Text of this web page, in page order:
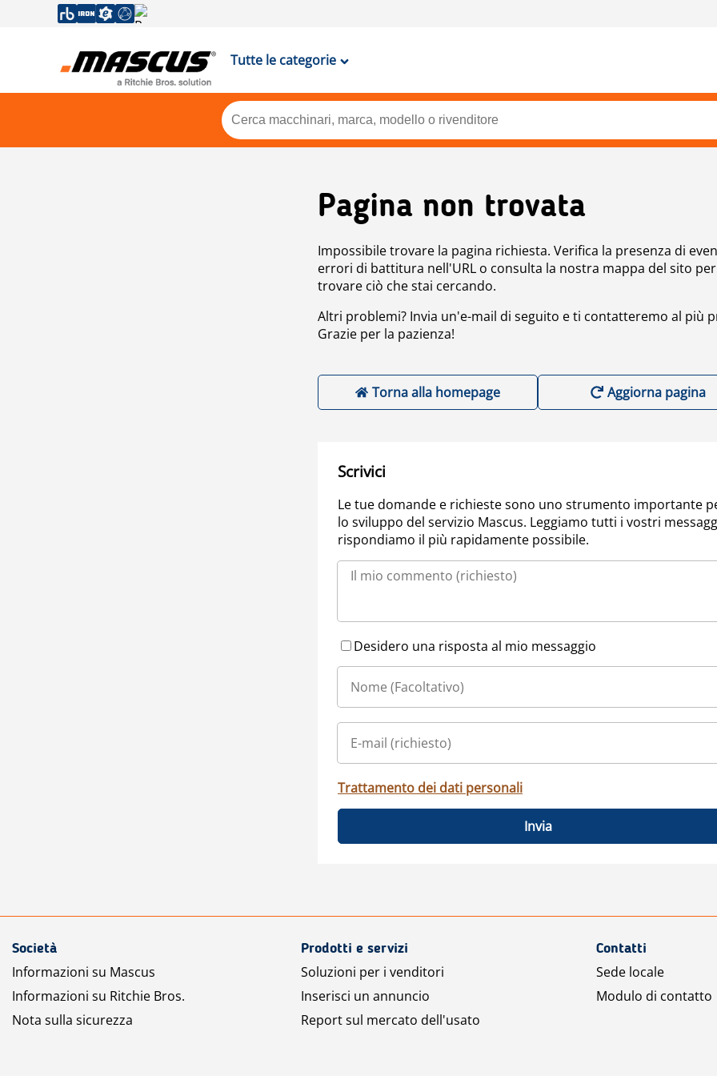
Tutte le categorie
Pagina non trovata
Impossibile trovare la pagina richiesta. Verifica la presenza di
errori di battitura nell'URL o consulta la nostra mappa del sito per
trovare ciò che stai cercando.
Altri problemi? Invia un'e-mail di seguito e ti contatteremo al più
Grazie per la pazienza!
Torna alla homepage Aggiorna pagina
Scrivici
Le tue domande e richieste sono uno strumento importante
lo sviluppo del servizio Mascus. Leggiamo tutti i vostri
rispondiamo il più rapidamente possibile.
Desidero una risposta al mio messaggio
Trattamento dei dati personali
Invia
Società
Informazioni su Mascus
Informazioni su Ritchie Bros.
Nota sulla sicurezza
Prodotti e servizi
Soluzioni per i venditori
Inserisci un annuncio
Report sul mercato dell'usato
Contatti
Sede locale
Modulo di contatto